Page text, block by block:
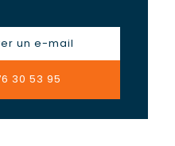
un e-mail
30 53 95